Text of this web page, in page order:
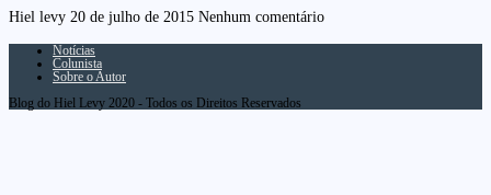
Hiel levy 20 de julho de 2015 Nenhum comentário
Notícias
Colunista
Sobre o Autor
Blog do Hiel Levy 2020 - Todos os Direitos Reservados